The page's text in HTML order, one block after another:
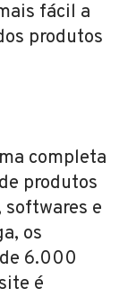
fácil a
produtos
completa
produtos
softwares e
os
6.000
é